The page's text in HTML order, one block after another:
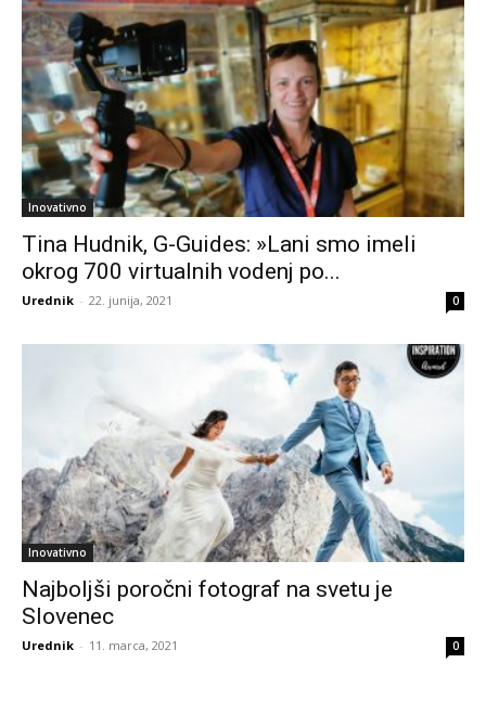
Inovativno
Tina Hudnik, G-Guides: »Lani smo imeli
okrog 700 virtualnih vodenj po...
Urednik - 22. junija, 2021 0
Inovativno
Najboljši poročni fotograf na svetu je
Slovenec
Urednik - 11. marca, 2021 0